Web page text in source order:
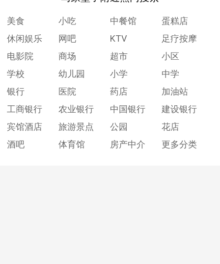
美食 小吃 中餐馆
蛋糕店
休闲娱乐
网吧 KTV
足疗按摩
电影院
商场 超市
小区
学校
幼儿园 小学
中学
银行
医院 药店
加油站
工商银行
农业银行 中国银行
建设银行
宾馆酒店
旅游景点 公园
花店
酒吧
体育馆 房产中介 更多分类